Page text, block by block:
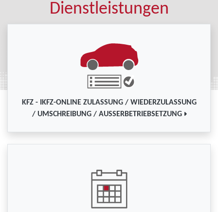
Dienstleistungen
KFZ - IKFZ-ONLINE ZULASSUNG / WIEDERZULASSUNG
/ UMSCHREIBUNG / AUSSERBETRIEBSETZUNG